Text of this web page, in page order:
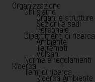
Organizzazione
Chi siamo
Organi e strutture
Sezioni e sedi
Personale
Dipartimenti di ricerca
Ambiente
Terremoti
Vulcani
Norme e regolamenti
Ricerca
Temi di ricerca
Ricerca Ambiente